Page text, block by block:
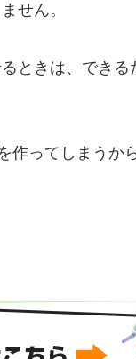
せん。
ときは、できる
ってしまうか